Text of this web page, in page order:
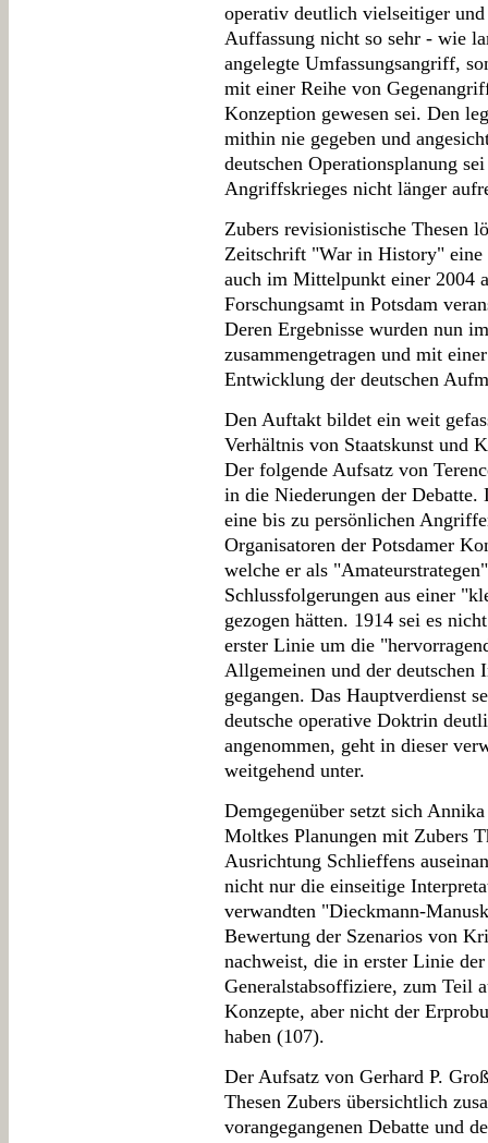
operativ deutlich vielseitiger
Auffassung nicht so sehr - wie
angelegte Umfassungsangriff,
mit einer Reihe von
Konzeption gewesen sei. Den
mithin nie gegeben und
deutschen Operationsplanung
Angriffskrieges nicht länger
Zubers revisionistische Thesen
Zeitschrift "War in History" eine
auch im Mittelpunkt einer 2004
Forschungsamt in Potsdam
Deren Ergebnisse wurden nun
zusammengetragen und mit
Entwicklung der deutschen
Den Auftakt bildet ein weit
Verhältnis von Staatskunst und
Der folgende Aufsatz von
in die Niederungen der
eine bis zu persönlichen
Organisatoren der Potsdamer
welche er als
Schlussfolgerungen aus einer
gezogen hätten. 1914 sei es
erster Linie um die
Allgemeinen und der deutschen
gegangen. Das Hauptverdienst
deutsche operative Doktrin
angenommen, geht in dieser
weitgehend unter.
Demgegenüber setzt sich
Moltkes Planungen mit Zubers
Ausrichtung Schlieffens
nicht nur die einseitige
verwandten "Dieckmann-
Bewertung der Szenarios von
nachweist, die in erster Linie
Generalstabsoffiziere, zum Teil
Konzepte, aber nicht der
haben (107).
Der Aufsatz von Gerhard P.
Thesen Zubers übersichtlich
vorangegangenen Debatte und